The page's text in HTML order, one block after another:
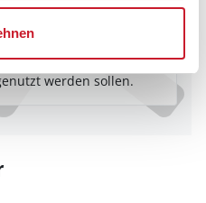
Ihre Whitelist.
Ihre Erlaubnis gegeben
selbst bestimmen,
werden sollen.